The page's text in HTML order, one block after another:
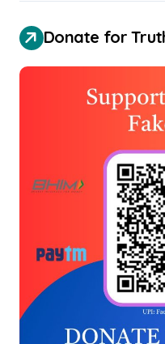
Donate for